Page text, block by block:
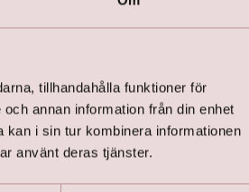
tillhandahålla funktioner för
annan information från din enhet
i sin tur kombinera informationen
använt deras tjänster.
sitter åt i midjan, eftersom de